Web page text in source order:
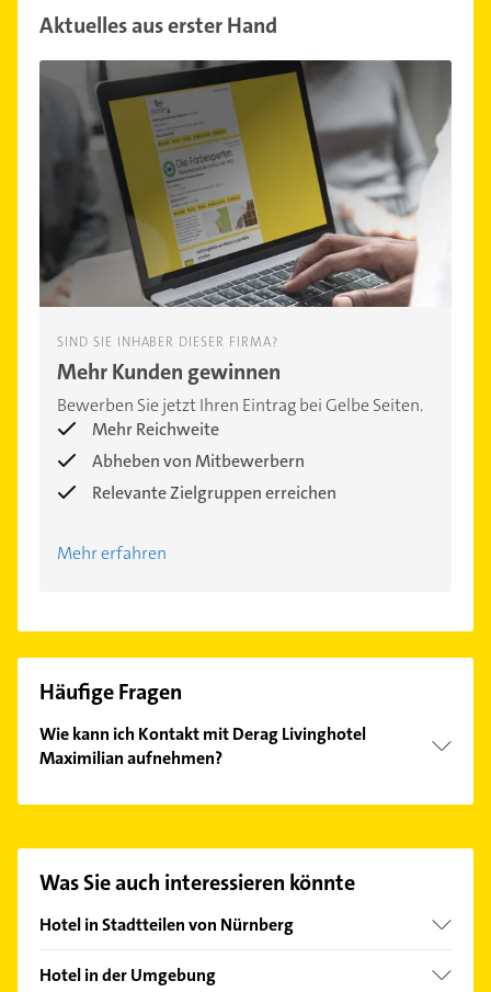
Aktuelles aus erster Hand
SIND SIE INHABER DIESER FIRMA?
Mehr Kunden gewinnen
Bewerben Sie jetzt Ihren Eintrag bei Gelbe Seiten.
Mehr Reichweite
Abheben von Mitbewerbern
Relevante Zielgruppen erreichen
Mehr erfahren
Häufige Fragen
Wie kann ich Kontakt mit Derag Livinghotel
Maximilian aufnehmen?
Kontaktmöglichkeiten wie Adresse oder Mail in
finden Sie alleKontaktdaten.
Was Sie auch interessieren könnte
Hotel in Stadtteilen von Nürnberg
Altenfurt
Hotel in der Umgebung